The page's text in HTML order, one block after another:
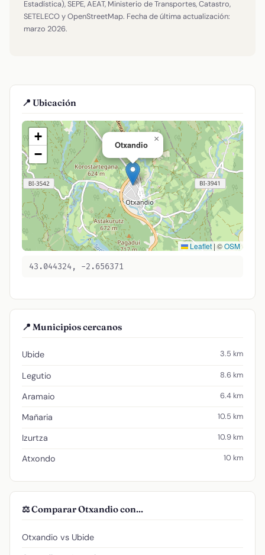
Estadística), SEPE, AEAT, Ministerio de Transportes, Catastro,
SETELECO y OpenStreetMap. Fecha de última actualización:
marzo 2026.
📍 Ubicación
Otxandio
×
+
−
Leaflet | ©OSM
43.044324, -2.656371
📍 Municipios cercanos
Ubide 3.5 km
Legutio 8.6 km
Aramaio 6.4 km
Mañaria 10.5 km
Izurtza 10.9 km
Atxondo 10 km
⚖️ Comparar Otxandio con...
Otxandio vs Ubide